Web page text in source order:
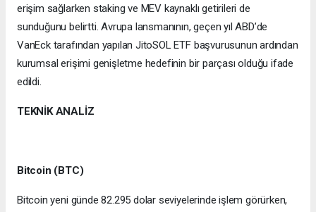
erişim sağlarken staking ve MEV kaynaklı getirileri de
sunduğunu belirtti. Avrupa lansmanının, geçen yıl ABD’de
VanEck tarafından yapılan JitoSOL ETF başvurusunun ardından
kurumsal erişimi genişletme hedefinin bir parçası olduğu ifade
edildi.
TEKNİK ANALİZ
Bitcoin (BTC)
Bitcoin yeni günde 82.295 dolar seviyelerinde işlem görürken,